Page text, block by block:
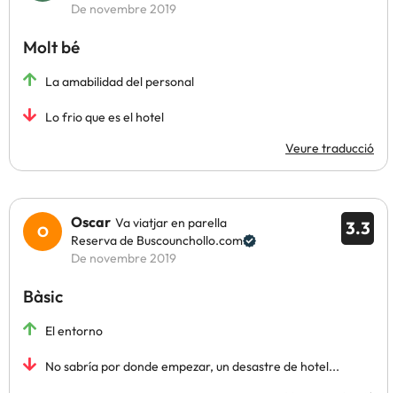
De novembre 2019
Molt bé
La amabilidad del personal
Lo frio que es el hotel
Veure traducció
3.3
Oscar Va viatjar en parella
Reserva de Buscounchollo.com
De novembre 2019
Bàsic
El entorno
No sabría por donde empezar, un desastre de hotel...